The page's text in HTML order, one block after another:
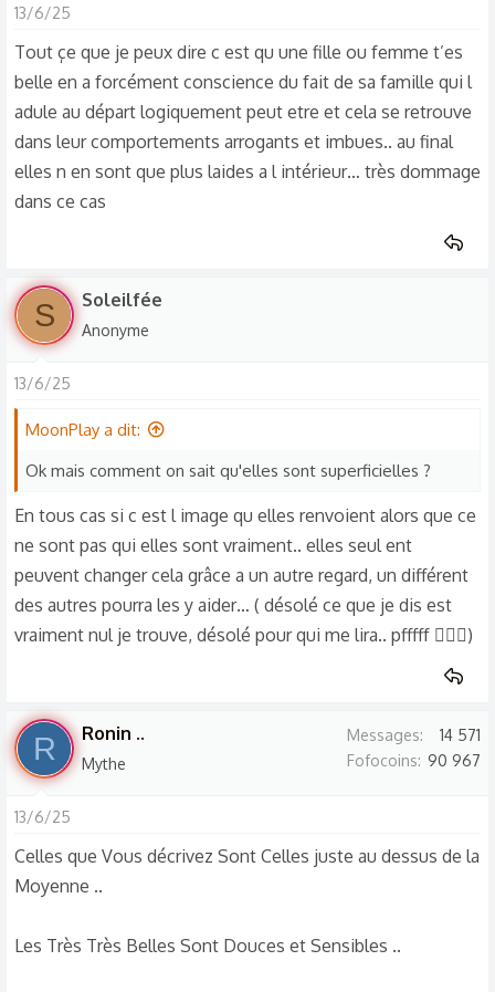
13/6/25
Tout çe que je peux dire c est qu une fille ou femme t’es
belle en a forcément conscience du fait de sa famille qui l
adule au départ logiquement peut etre et cela se retrouve
dans leur comportements arrogants et imbues.. au final
elles n en sont que plus laides a l intérieur… très dommage
dans ce cas
S Soleilfée
Anonyme
13/6/25
MoonPlay a dit:
Ok mais comment on sait qu'elles sont superficielles ?
En tous cas si c est l image qu elles renvoient alors que ce
ne sont pas qui elles sont vraiment.. elles seul ent
peuvent changer cela grâce a un autre regard, un différent
des autres pourra les y aider… ( désolé ce que je dis est
vraiment nul je trouve, désolé pour qui me lira.. pfffff 🤦🏼‍♀️)
R Ronin ..
Mythe
Messages
14 571
Fofocoins 90 967
13/6/25
Celles que Vous décrivez Sont Celles juste au dessus de la
Moyenne ..
Les Très Très Belles Sont Douces et Sensibles ..